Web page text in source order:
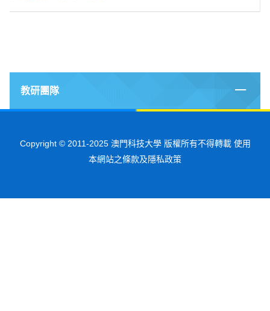
教研團隊
Copyright © 2011-2025 澳門科技大學 版權所有不得轉載 使用
本網站之條款及隱私政策